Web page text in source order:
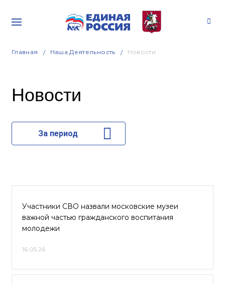
Главная Наша Деятельность Новости
Новости
За период
Участники СВО назвали московские музеи
важной частью гражданского воспитания
молодежи
16.05.26